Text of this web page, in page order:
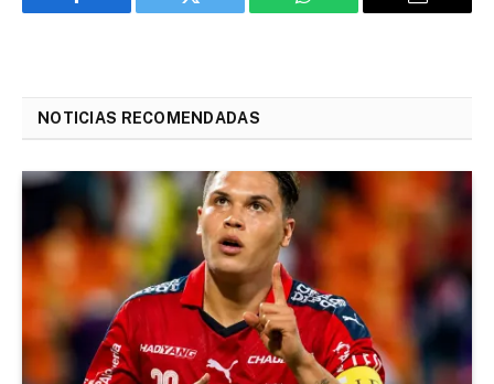
Facebook Twitter WhatsApp Email
NOTICIAS RECOMENDADAS